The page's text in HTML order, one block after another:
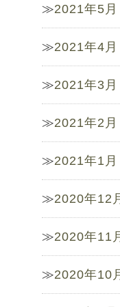
2021年5月
2021年4月
2021年3月
2021年2月
2021年1月
2020年12
2020年11
2020年10